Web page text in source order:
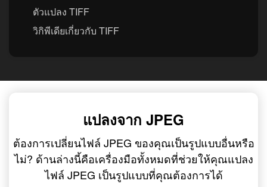
ตัวแปลง TIFF
วิกิพีเดียเกี่ยวกับ TIFF
แปลงจาก JPEG
ต้องการเปลี่ยนไฟล์ JPEG ของคุณเป็นรูปแบบอื่นหรือ
ไม่? ด้านล่างนี้คือเครื่องมือทั้งหมดที่ช่วยให้คุณแปลง
ไฟล์ JPEG เป็นรูปแบบที่คุณต้องการได้